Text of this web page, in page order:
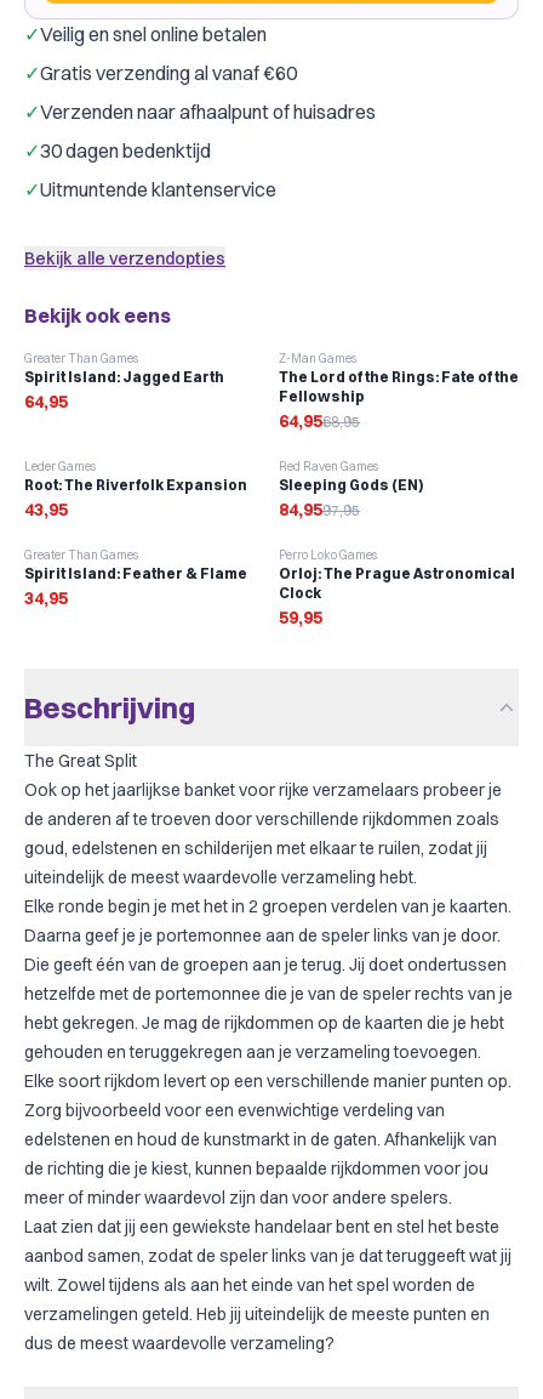
85 kaarten
past precies·Dragon Shield Clear
Merk: Dragon Shield Gamegenic
Kleur:
Slechts € 0,13 per kaart
Sleeves toevoegen
✓Veilig en snel online betalen
✓Gratis verzending al vanaf €60
✓Verzenden naar afhaalpunt of huisadres
✓30 dagen bedenktijd
✓Uitmuntende klantenservice
Bekijk alle verzendopties
Bekijk ook eens
Greater Than Games
Spirit Island: Jagged Earth
64,95
-6%
Z-Man Games
The Lord of the Rings: Fate of the
Fellowship
64,9568,95
Leder Games
Root: The Riverfolk Expansion
43,95
-13%
Red Raven Games
Sleeping Gods (EN)
84,9597,95
Greater Than Games
Spirit Island: Feather & Flame
34,95
Perro Loko Games
Orloj: The Prague Astronomical
Clock
59,95
Beschrijving
The Great Split
Ook op het jaarlijkse banket voor rijke verzamelaars probeer je
de anderen af te troeven door verschillende rijkdommen zoals
goud, edelstenen en schilderijen met elkaar te ruilen, zodat jij
uiteindelijk de meest waardevolle verzameling hebt.
Elke ronde begin je met het in 2 groepen verdelen van je kaarten.
Daarna geef je je portemonnee aan de speler links van je door.
Die geeft één van de groepen aan je terug. Jij doet ondertussen
hetzelfde met de portemonnee die je van de speler rechts van je
hebt gekregen. Je mag de rijkdommen op de kaarten die je hebt
gehouden en teruggekregen aan je verzameling toevoegen.
Elke soort rijkdom levert op een verschillende manier punten op.
Zorg bijvoorbeeld voor een evenwichtige verdeling van
edelstenen en houd de kunstmarkt in de gaten. Afhankelijk van
de richting die je kiest, kunnen bepaalde rijkdommen voor jou
meer of minder waardevol zijn dan voor andere spelers.
Laat zien dat jij een gewiekste handelaar bent en stel het beste
aanbod samen, zodat de speler links van je dat teruggeeft wat jij
wilt. Zowel tijdens als aan het einde van het spel worden de
verzamelingen geteld. Heb jij uiteindelijk de meeste punten en
dus de meest waardevolle verzameling?